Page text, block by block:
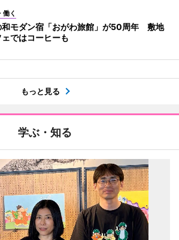
働く
和モダン宿「おがわ旅館」が50周年 敷地
ェではコーヒーも
もっと見る
学ぶ・知る